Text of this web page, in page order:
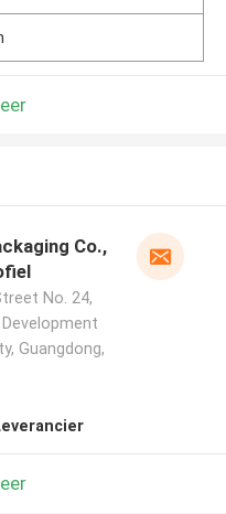
Co.,
No. 24,
Guangdong,